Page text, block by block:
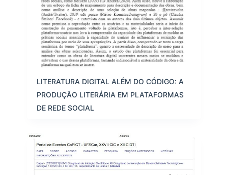
LITERATURA DIGITAL ALÉM DO CÓDIGO: A
PRODUÇÃO LITERÁRIA EM PLATAFORMAS
DE REDE SOCIAL